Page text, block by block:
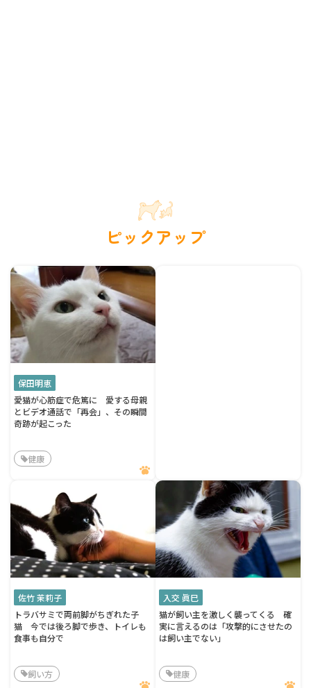
ピックアップ
保田明恵
愛猫が心筋症で危篤に 愛する母親
とビデオ通話で「再会」、その瞬間
奇跡が起こった
健康
佐竹 茉莉子
トラバサミで両前脚がちぎれた子
猫 今では後ろ脚で歩き、トイレも
食事も自分で
飼い方
入交 眞巳
猫が飼い主を激しく襲ってくる 確
実に言えるのは「攻撃的にさせたの
は飼い主でない」
健康